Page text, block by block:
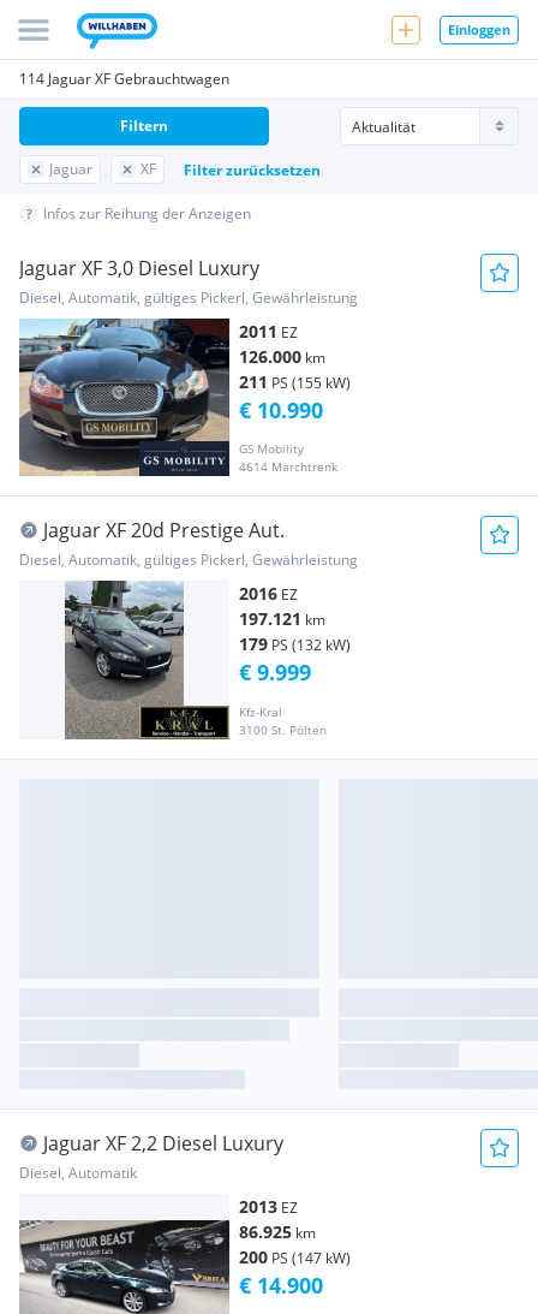
Einloggen
114 Jaguar XF Gebrauchtwagen
Jaguar XF Filter zurücksetzen
Filtern
Infos zur Reihung der Anzeigen
Jaguar XF 3,0 Diesel Luxury
Diesel, Automatik, gültiges Pickerl, Gewährleistung
2011 EZ
126.000 km
211 PS (155 kW)
GS Mobility
4614 Marchtrenk
€ 10.990
Jaguar XF 20d Prestige Aut.
Diesel, Automatik, gültiges Pickerl, Gewährleistung
2016 EZ
197.121 km
179 PS (132 kW)
Kfz-Kral
3100 St. Pölten
€ 9.999
Jaguar XF 2,2 Diesel Luxury
Diesel, Automatik
2013 EZ
86.925 km
200 PS (147 kW)
€ 14.900